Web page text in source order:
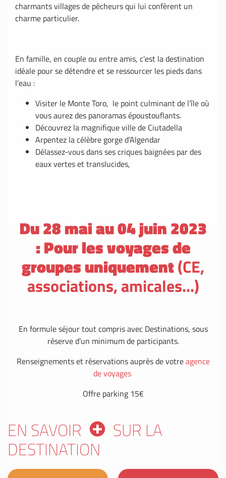
charmants villages de pêcheurs qui lui confèrent un
charme particulier.
En famille, en couple ou entre amis, c’est la destination
idéale pour se détendre et se ressourcer les pieds dans
l’eau :
Visiter le Monte Toro, le point culminant de l’île où
vous aurez des panoramas époustouflants.
Découvrez la magnifique ville de Ciutadella
Arpentez la célèbre gorge d’Algendar
Délassez-vous dans ses criques baignées par des
eaux vertes et translucides,
Du 28 mai au 04 juin 2023
: Pour les voyages de
groupes uniquement(CE,
associations, amicales...)
En formule séjour tout compris avec Destinations, sous
réserve d'un minimum de participants.
Renseignements et réservations auprès de votreagence
de voyages
Offre parking 15€
EN SAVOIR SUR LA
DESTINATION